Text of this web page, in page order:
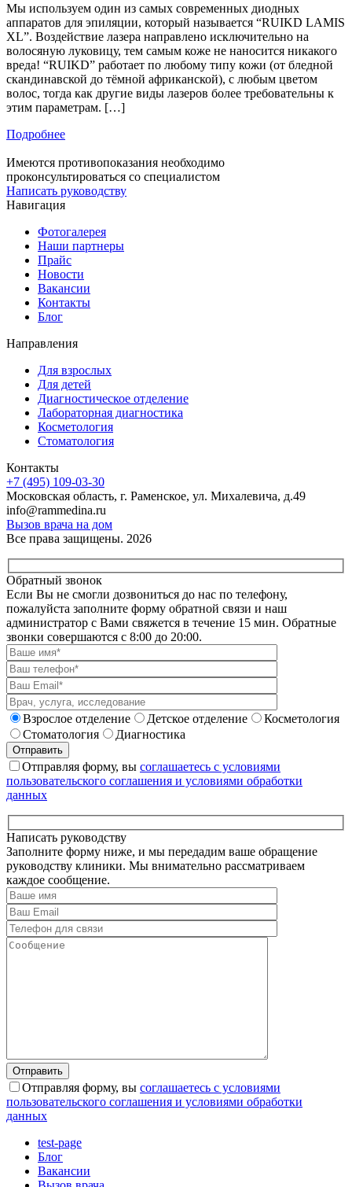
Мы используем один из самых современных диодных
аппаратов для эпиляции, который называется “RUIKD LAMIS
XL”. Воздействие лазера направлено исключительно на
волосяную луковицу, тем самым коже не наносится никакого
вреда! “RUIKD” работает по любому типу кожи (от бледной
скандинавской до тёмной африканской), с любым цветом
волос, тогда как другие виды лазеров более требовательны к
этим параметрам. […]
Подробнее
Имеются противопоказания необходимо
проконсультироваться со специалистом
Написать руководству
Навигация
Фотогалерея
Наши партнеры
Прайс
Новости
Вакансии
Контакты
Блог
Направления
Для взрослых
Для детей
Диагностическое отделение
Лабораторная диагностика
Косметология
Стоматология
Контакты
+7 (495) 109-03-30
Московская область, г. Раменское, ул. Михалевича, д.49
info@rammedina.ru
Вызов врача на дом
Все права защищены. 2026
Обратный звонок
Если Вы не смогли дозвониться до нас по телефону,
пожалуйста заполните форму обратной связи и наш
администратор с Вами свяжется в течение 15 мин. Обратные
звонки совершаются с 8:00 до 20:00.
Взрослое отделение Детское отделение
Косметология
Стоматология
Диагностика
Отправляя форму, вы соглашаетесь с условиями
пользовательского соглашения и условиями обработки
данных
Написать руководству
Заполните форму ниже, и мы передадим ваше обращение
руководству клиники. Мы внимательно рассматриваем
каждое сообщение.
Отправляя форму, вы соглашаетесь с условиями
пользовательского соглашения и условиями обработки
данных
test-page
Блог
Вакансии